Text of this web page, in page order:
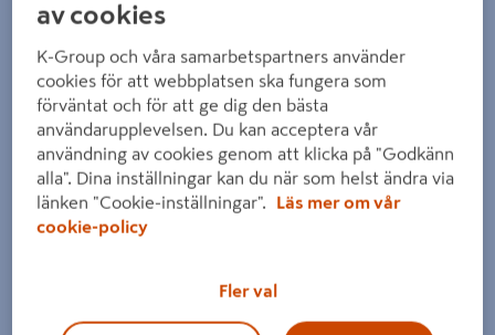
av cookies
K-Group och våra samarbetspartners använder
cookies för att webbplatsen ska fungera som
förväntat och för att ge dig den bästa
användarupplevelsen. Du kan acceptera vår
användning av cookies genom att klicka på "Godkänn
alla". Dina inställningar kan du när som helst ändra via
länken "Cookie-inställningar".
Läs mer om vår
cookie-policy
Fler val